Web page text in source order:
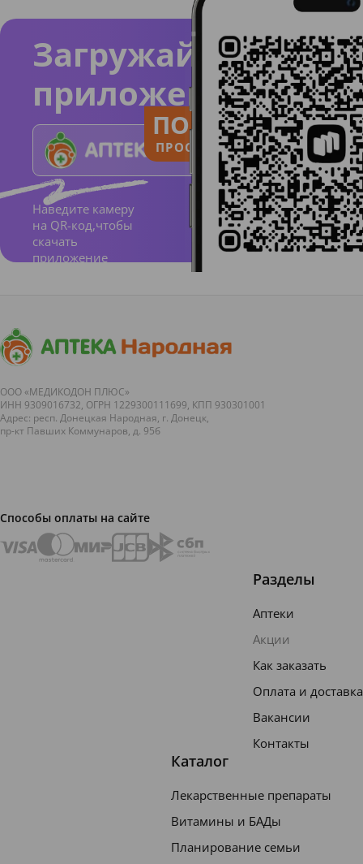
Загружайте
приложение
Наведите камеру
на QR-код,чтобы
скачать
приложение
ПОЛЬЗУЙСЯ
ПРОСТО И ПОНЯТНО
ООО «МЕДИКОДОН ПЛЮС»
ИНН 9309016732, ОГРН 1229300111699, КПП 930301001
Адрес: респ. Донецкая Народная, г. Донецк,
пр-кт Павших Коммунаров, д. 95б
Способы оплаты на сайте
Разделы
Аптеки
Акции
Как заказать
Оплата и доставка
Вакансии
Контакты
Каталог
Лекарственные препараты
Витамины и БАДы
Планирование семьи